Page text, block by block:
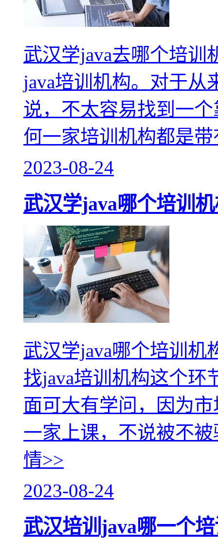
武汉学java去哪个培训
java培训机构。对于从
说，不太容易找到一
何一家培训机构都是
2023-08-24
武汉学java哪个培训
武汉学java哪个培训机
找java培训机构这个环
面可大有学问，因为
一家上课，不说被不
情>>
2023-08-24
武汉培训java哪一个